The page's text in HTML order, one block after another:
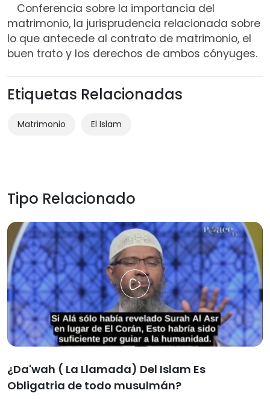
Conferencia sobre la importancia del
matrimonio, la jurisprudencia relacionada sobre
lo que antecede al contrato de matrimonio, el
buen trato y los derechos de ambos cónyuges.
Etiquetas Relacionadas
Matrimonio El Islam
Tipo Relacionado
¿Da'wah ( La Llamada) Del Islam Es
Obligatria de todo musulmán?